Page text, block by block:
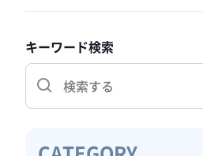
キーワード検索